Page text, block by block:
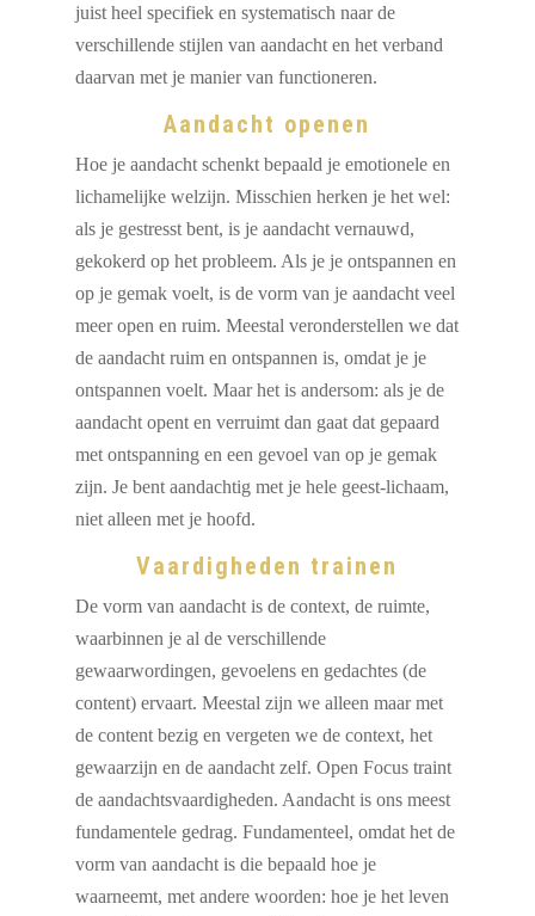
juist heel specifiek en systematisch naar de
verschillende stijlen van aandacht en het verband
daarvan met je manier van functioneren.
Aandacht openen
Hoe je aandacht schenkt bepaald je emotionele en
lichamelijke welzijn. Misschien herken je het wel:
als je gestresst bent, is je aandacht vernauwd,
gekokerd op het probleem. Als je je ontspannen en
op je gemak voelt, is de vorm van je aandacht veel
meer open en ruim. Meestal veronderstellen we dat
de aandacht ruim en ontspannen is, omdat je je
ontspannen voelt. Maar het is andersom: als je de
aandacht opent en verruimt dan gaat dat gepaard
met ontspanning en een gevoel van op je gemak
zijn. Je bent aandachtig met je hele geest-lichaam,
niet alleen met je hoofd.
Vaardigheden trainen
De vorm van aandacht is de context, de ruimte,
waarbinnen je al de verschillende
gewaarwordingen, gevoelens en gedachtes (de
content) ervaart. Meestal zijn we alleen maar met
de content bezig en vergeten we de context, het
gewaarzijn en de aandacht zelf. Open Focus traint
de aandachtsvaardigheden. Aandacht is ons meest
fundamentele gedrag. Fundamenteel, omdat het de
vorm van aandacht is die bepaald hoe je
waarneemt, met andere woorden: hoe je het leven